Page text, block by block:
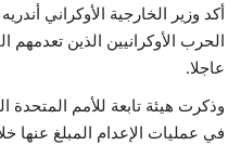
أكد وزير الخارجية الأوكراني
الحرب الأوكرانيين الذين تعدمهم
عاجلا.
وذكرت هيئة تابعة للأمم المتحدة
في عمليات الإعدام المبلغ عنها